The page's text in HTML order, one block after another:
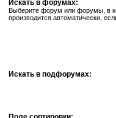
Искать в форумах:
Выберите форум или форумы, в
производится автоматически,
Искать в подфорумах: